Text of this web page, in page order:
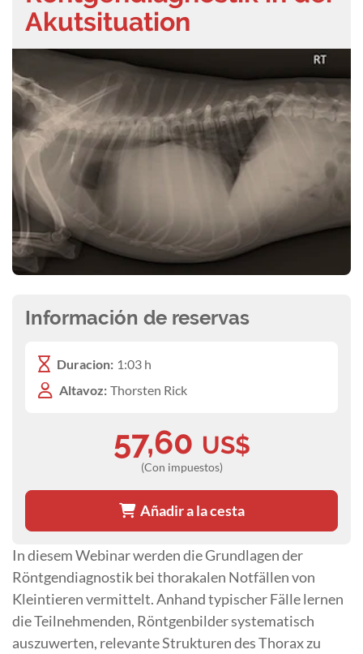
Akutsituation
In diesem Webinar werden die Grundlagen der
Röntgendiagnostik bei thorakalen Notfällen von
Kleintieren vermittelt. Anhand typischer Fälle lernen
die Teilnehmenden, Röntgenbilder systematisch
auszuwerten, relevante Strukturen des Thorax zu
Información de reservas
Duracion: 1:03 h
Altavoz: Thorsten Rick
57,60 US$
(Con impuestos)
Añadir a la cesta